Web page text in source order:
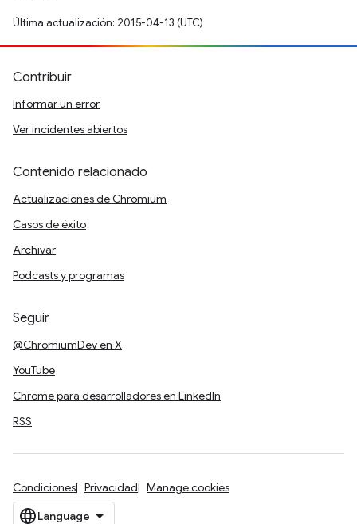
Última actualización: 2015-04-13 (UTC)
Contribuir
Informar un error
Ver incidentes abiertos
Contenido relacionado
Actualizaciones de Chromium
Casos de éxito
Archivar
Podcasts y programas
Seguir
@ChromiumDev en X
YouTube
Chrome para desarrolladores en LinkedIn
RSS
Condiciones Privacidad Manage cookies